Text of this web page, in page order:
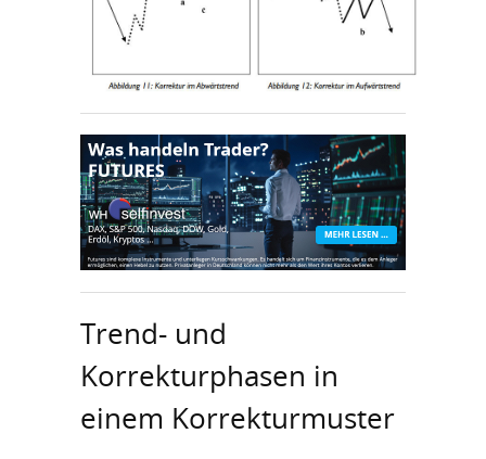
Trend- und
Korrekturphasen in
einem Korrekturmuster